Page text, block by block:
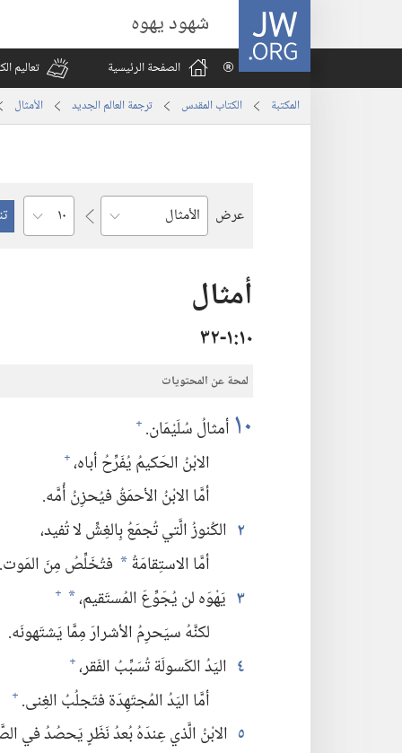
JW.ORG شهود يهوه
الصفحة الرئيسية
تعاليم
المكتبة الكتاب المقدس ترجمة العالم الجديد الأمثال
عرض
السفر
الفصل
أمثال
١٠‏:‏١‏-٣٢
لمحة عن المحتويات
١٠ أمثالُ سُلَيْمَان.‏ +
الابْنُ الحَكيمُ يُفَرِّحُ أباه،‏+
أمَّا الابْنُ الأحمَقُ فيُحزِنُ أُمَّه.‏
٢ الكُنوزُ الَّتي تُجمَعُ بِالغِشِّ لا تُفيد،‏
أمَّا الاستِقامَةُ * فتُخَلِّصُ مِنَ المَوت.‏
٣ يَهْوَه لن يُجَوِّعَ المُستَقيم،‏*
+
لكنَّهُ سيَحرِمُ الأشرارَ مِمَّا يَشتَهونَه.‏
٤ اليَدُ الكَسولَة تُسَبِّبُ الفَقر،‏+
أمَّا اليَدُ المُجتَهِدَة فتَجلُبُ الغِنى.‏ +
٥ الابْنُ الَّذي عِندَهُ بُعدُ نَظَرٍ يَحصُدُ في